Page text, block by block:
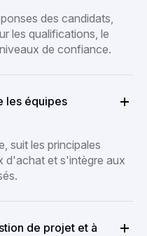
des candidats,
les qualifications, le
de confiance.
les équipes
suit les principales
d'achat et s'intègre aux
de projet et à